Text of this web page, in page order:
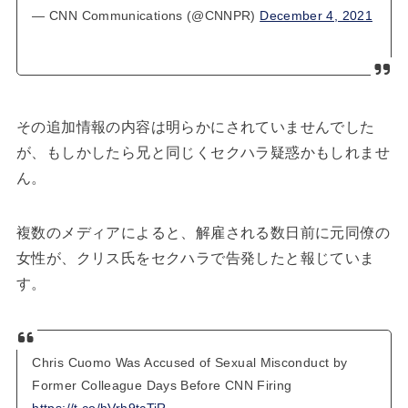
— CNN Communications (@CNNPR) December 4, 2021
その追加情報の内容は明らかにされていませんでした
が、もしかしたら兄と同じくセクハラ疑惑かもしれませ
ん。
複数のメディアによると、解雇される数日前に元同僚の
女性が、クリス氏をセクハラで告発したと報じていま
す。
Chris Cuomo Was Accused of Sexual Misconduct by
Former Colleague Days Before CNN Firing